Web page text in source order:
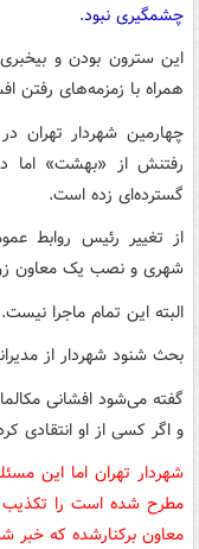
چشمگیری نبود.
این سترون بودن و
همراه با زمزمه‌های رفتن
چهارمین شهردار تهران
رفتنش از «بهشت» اما
گسترده‌ای زده است.
از تغییر رئیس روابط
شهری و نصب یک معاون
البته این تمام ماجرا
بحث شنود شهردار از
گفته می‌شود افشانی
و اگر کسی از او انتقادی
شهردار تهران اما این
معاون برکنارشده که خبر